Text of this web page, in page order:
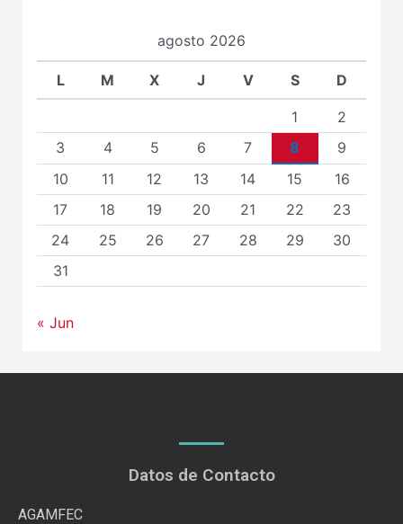
agosto 2026
L M X J V S D
1
2
3
4 5 6 7 8
9
10
11 12 13 14 15
16
17
18 19 20 21 22
23
24
25 26 27 28 29
30
31
« Jun
Datos de Contacto
AGAMFEC